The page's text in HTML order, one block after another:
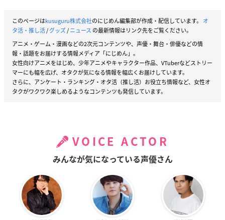
このページはkusuguru株式会社のにじめん編集部が作成・配信しています。 オ
タ活・推し活/グッズ/ニュース の最新情報はリンク先をご覧ください。
アニメ・ゲーム・漫画などの2次元コンテンツや、声優・舞台・俳優などの情
報・話題をお届けする情報メディア「にじめん」。
女性向けアニメをはじめ、少年アニメやキャラクター作品、VTuberなどストリー
マーにも幅を広げ、オタクが気になる情報を幅広くお届けしています。
さらに、アンケート・ランキング・オタ活（推し活）お役立ち情報など、女性オ
タクがワクワク楽しめるようなコンテンツも発信しています。
VOICE ACTOR
みんなが気になっている声優さん